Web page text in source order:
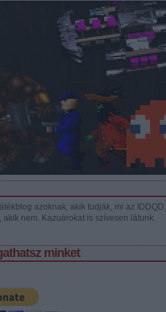
azoknak, akik tudják, mi az IDDQD,
akik nem. Kazuárokat is szívesen látunk.
minket